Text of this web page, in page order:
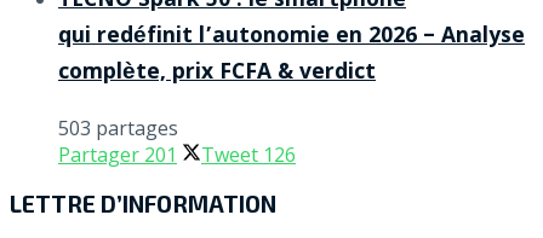
qui redéfinit l’autonomie en 2026 – Analyse
complète, prix FCFA & verdict
503 partages
Partager 201 Tweet 126
LETTRE D’INFORMATION